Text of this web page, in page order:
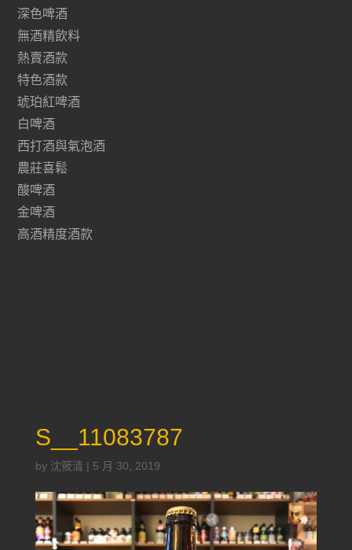
深色啤酒
無酒精飲料
熱賣酒款
特色酒款
琥珀紅啤酒
白啤酒
西打酒與氣泡酒
農莊喜鬆
酸啤酒
金啤酒
高酒精度酒款
S__11083787
by 沈筱清 | 5 月 30, 2019